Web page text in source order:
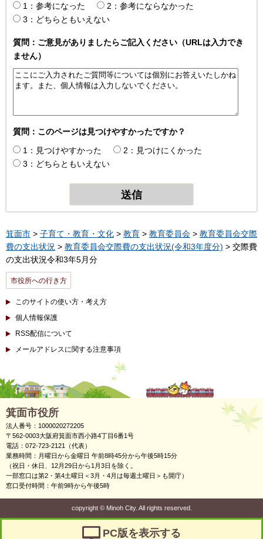
1：参考になった
2：参考にならなかった
3：どちらともいえない
質問：ご意見がありましたらご記入ください（URLは入力でき
ません）
質問：このページは見つけやすかったですか？
1：見つけやすかった
2：見つけにくかった
3：どちらともいえない
箕面市 > 子育て・教育・文化 > 教育 > 教育委員会 > 教育委員会交際
費の支出状況 > 教育委員会交際費の支出状況(令和3年度分) > 交際費
の支出状況令和3年5月分
市役所への行き方
このサイトの使い方・考え方
個人情報保護
RSS配信について
メールアドレスに関する注意事項
箕面市役所
法人番号：1000020272205
〒562-0003大阪府箕面市西小路4丁目6番1号
電話：072-723-2121（代表）
業務時間：月曜日から金曜日 午前8時45分から午後5時15分
（祝日・休日、12月29日から1月3日を除く。
一部窓口は第2・第4土曜日＜3月・4月は毎週土曜日＞も開庁）
窓口受付時間：午前9時から午後5時
copyright ©Minoh City. All rights reserved.
PC版を表示する